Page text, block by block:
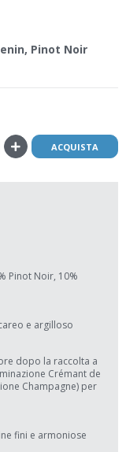
Pinot Noir
ACQUISTA
Pinot Noir, 10%
e argilloso
dopo la raccolta a
Crémant de
Champagne) per
fini e armoniose